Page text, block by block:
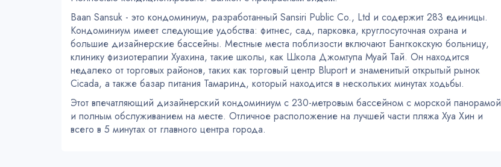
Baan Sansuk - это кондоминиум, разработанный Sansiri Public Co., Ltd и содержит 283 единицы.
Кондоминиум имеет следующие удобства: фитнес, сад, парковка, круглосуточная охрана и
большие дизайнерские бассейны. Местные места поблизости включают Бангкокскую больницу,
клинику физиотерапии Хуахина, такие школы, как Школа Джомтупа Муай Тай. Он находится
недалеко от торговых районов, таких как торговый центр Bluport и знаменитый открытый рынок
Cicada, а также базар питания Тамаринд, который находится в нескольких минутах ходьбы.
Этот впечатляющий дизайнерский кондоминиум с 230-метровым бассейном с морской панорамой
и полным обслуживанием на месте. Отличное расположение на лучшей части пляжа Хуа Хин и
всего в 5 минутах от главного центра города.